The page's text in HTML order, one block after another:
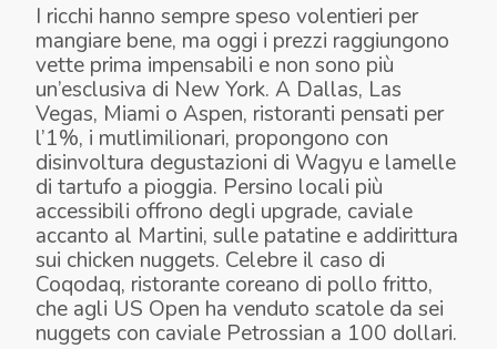
I ricchi hanno sempre speso volentieri per
mangiare bene, ma oggi i prezzi raggiungono
vette prima impensabili e non sono più
un’esclusiva di New York. A Dallas, Las
Vegas, Miami o Aspen, ristoranti pensati per
l’1%, i mutlimilionari, propongono con
disinvoltura degustazioni di Wagyu e lamelle
di tartufo a pioggia. Persino locali più
accessibili offrono degli upgrade, caviale
accanto al Martini, sulle patatine e addirittura
sui chicken nuggets. Celebre il caso di
Coqodaq, ristorante coreano di pollo fritto,
che agli US Open ha venduto scatole da sei
nuggets con caviale Petrossian a 100 dollari.